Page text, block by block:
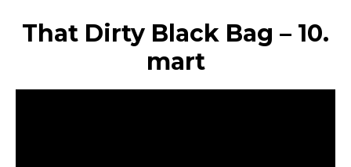
That Dirty Black Bag – 10.
mart